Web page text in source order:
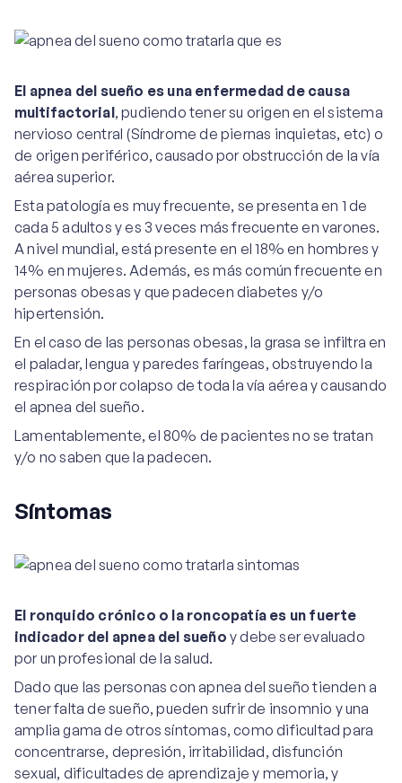
El apnea del sueño es una enfermedad de causa
multifactorial, pudiendo tener su origen en el sistema
nervioso central (Síndrome de piernas inquietas, etc) o
de origen periférico, causado por obstrucción de la vía
aérea superior.
Esta patología es muy frecuente, se presenta en 1 de
cada 5 adultos y es 3 veces más frecuente en varones.
A nivel mundial, está presente en el 18% en hombres y
14% en mujeres. Además, es más común frecuente en
personas obesas y que padecen diabetes y/o
hipertensión.
En el caso de las personas obesas, la grasa se infiltra en
el paladar, lengua y paredes faríngeas, obstruyendo la
respiración por colapso de toda la vía aérea y causando
el apnea del sueño.
Lamentablemente, el 80% de pacientes no se tratan
y/o no saben que la padecen.
Síntomas
El ronquido crónico o la roncopatía es un fuerte
indicador del apnea del sueño y debe ser evaluado
por un profesional de la salud.
Dado que las personas con apnea del sueño tienden a
tener falta de sueño, pueden sufrir de insomnio y una
amplia gama de otros síntomas, como dificultad para
concentrarse, depresión, irritabilidad, disfunción
sexual, dificultades de aprendizaje y memoria, y